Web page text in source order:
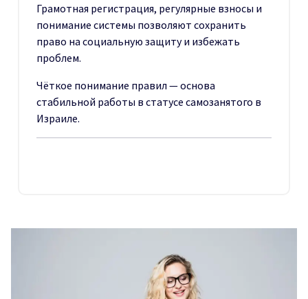
Грамотная регистрация, регулярные взносы и
понимание системы позволяют сохранить
право на социальную защиту и избежать
проблем.
Чёткое понимание правил — основа
стабильной работы в статусе самозанятого в
Израиле.